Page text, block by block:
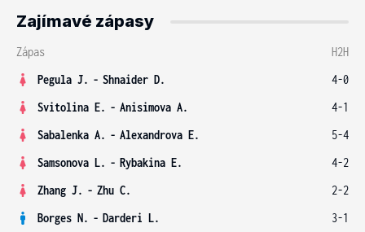
Zajímavé zápasy
Zápas
H2H
Pegula J. - Shnaider D.
4-0
Svitolina E. - Anisimova A.
4-1
Sabalenka A. - Alexandrova E.
5-4
Samsonova L. - Rybakina E.
4-2
Zhang J. - Zhu C.
2-2
Borges N. - Darderi L. 3-1